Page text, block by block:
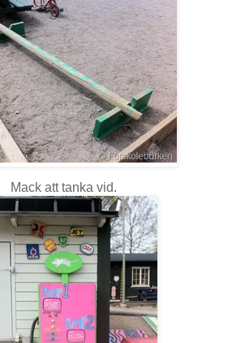
Mack att tanka vid.